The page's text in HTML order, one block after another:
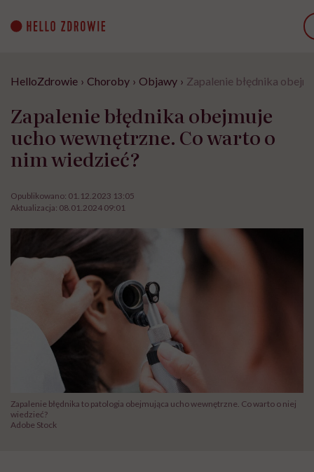
content
HelloZdrowie › Choroby › Objawy › Zapalenie błędnika
Zapalenie błędnika obejmuje
ucho wewnętrzne. Co warto o
nim wiedzieć?
Opublikowano: 01.12.2023 13:05
Aktualizacja: 08.01.2024 09:01
Zapalenie błędnika to patologia obejmująca ucho wewnętrzne. Co warto o niej
wiedzieć?
Adobe Stock